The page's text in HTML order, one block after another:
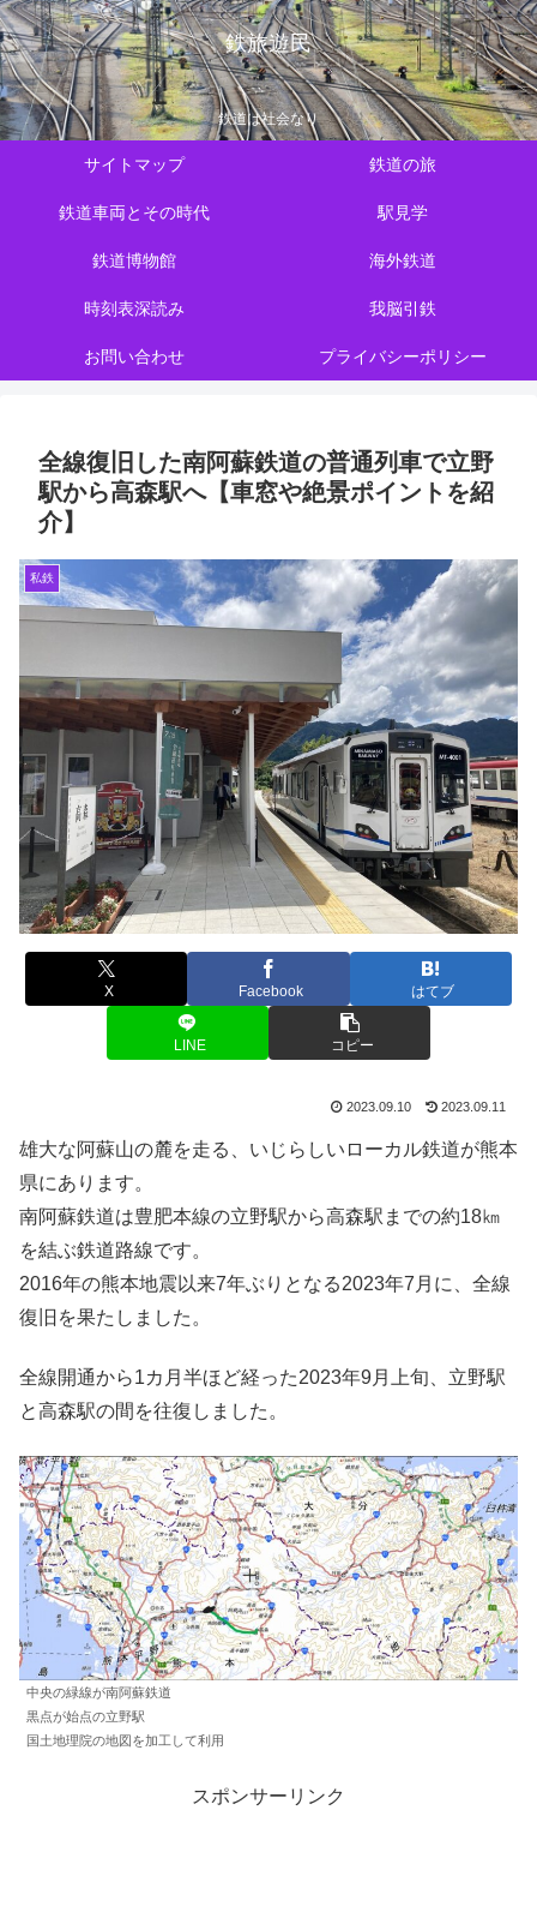
鉄旅遊民
鉄道は社会なり
サイトマップ 鉄道の旅
鉄道車両とその時代 駅見学
鉄道博物館 海外鉄道
時刻表深読み 我脳引鉄
お問い合わせ プライバシーポリシー
全線復旧した南阿蘇鉄道の普通列車で立野
駅から高森駅へ【車窓や絶景ポイントを紹
介】
私鉄
X Facebook はてブ
LINE コピー
2023.09.10 2023.09.11
雄大な阿蘇山の麓を走る、いじらしいローカル鉄道が熊本
県にあります。
南阿蘇鉄道は豊肥本線の立野駅から高森駅までの約18㎞
を結ぶ鉄道路線です。
2016年の熊本地震以来7年ぶりとなる2023年7月に、全線
復旧を果たしました。
全線開通から1カ月半ほど経った2023年9月上旬、立野駅
と高森駅の間を往復しました。
中央の緑線が南阿蘇鉄道
黒点が始点の立野駅
国土地理院の地図を加工して利用
スポンサーリンク